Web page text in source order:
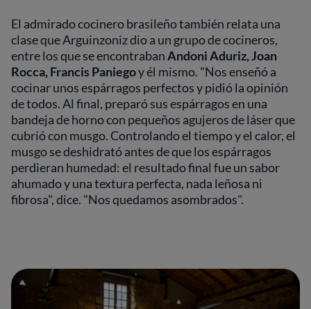
El admirado cocinero brasileño también relata una
clase que Arguinzoniz dio a un grupo de cocineros,
entre los que se encontrabanAndoni Aduriz, Joan
Rocca, Francis Paniegoy él mismo. "Nos enseñó a
cocinar unos espárragos perfectos y pidió la opinión
de todos. Al final, preparó sus espárragos en una
bandeja de horno con pequeños agujeros de láser que
cubrió con musgo. Controlando el tiempo y el calor, el
musgo se deshidrató antes de que los espárragos
perdieran humedad: el resultado final fue un sabor
ahumado y una textura perfecta, nada leñosa ni
fibrosa", dice. "Nos quedamos asombrados".